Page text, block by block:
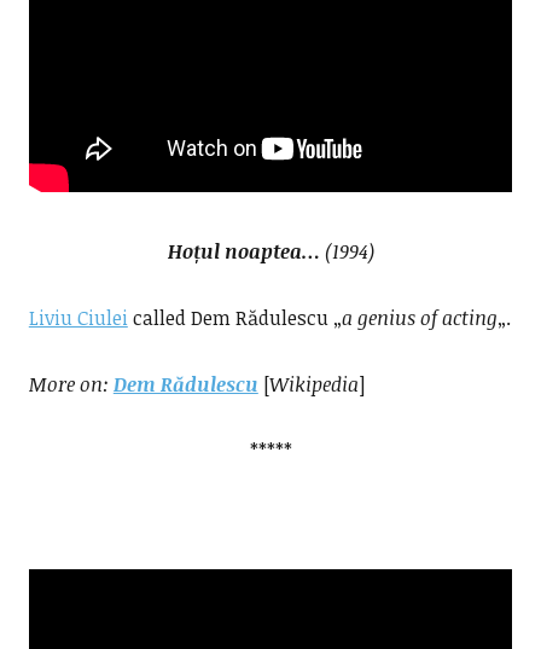
Hoțul noaptea… (1994)
Liviu Ciuleicalled Dem Rădulescu „a genius of acting„.
More on: Dem Rădulescu [Wikipedia]
*****